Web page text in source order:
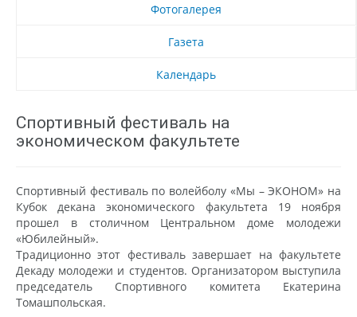
Фотогалерея
Газета
Календарь
Спортивный фестиваль на
экономическом факультете
Спортивный фестиваль по волейболу «Мы – ЭКОНОМ» на
Кубок декана экономического факультета 19 ноября
прошел в столичном Центральном доме молодежи
«Юбилейный».
Традиционно этот фестиваль завершает на факультете
Декаду молодежи и студентов. Организатором выступила
председатель Спортивного комитета Екатерина
Томашпольская.